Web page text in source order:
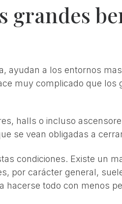
grandes
ayudan a los entornos
muy complicado que
halls o incluso
se vean obligadas a
condiciones. Existe un
por carácter general,
todo con menos